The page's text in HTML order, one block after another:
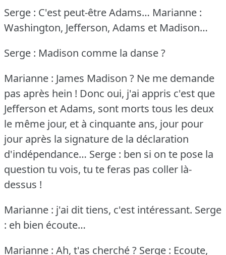
Serge : C'est peut-être Adams… Marianne :
Washington, Jefferson, Adams et Madison…
Serge : Madison comme la danse ?
Marianne : James Madison ? Ne me demande
pas après hein ! Donc oui, j'ai appris c'est que
Jefferson et Adams, sont morts tous les deux
le même jour, et à cinquante ans, jour pour
jour après la signature de la déclaration
d'indépendance… Serge : ben si on te pose la
question tu vois, tu te feras pas coller là-
dessus !
Marianne : j'ai dit tiens, c'est intéressant. Serge
: eh bien écoute…
Marianne : Ah, t'as cherché ? Serge : Ecoute,